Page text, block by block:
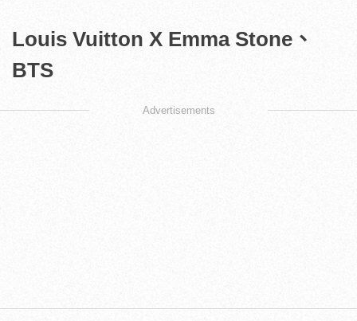
Louis Vuitton X Emma Stone、
BTS
Advertisements